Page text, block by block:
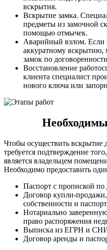
вскрытия.
Вскрытие замка.
предметы из замочной
помощью отмычек.
Аварийный взлом. Если
аккуратному вскрытию,
замок по
Восстановление
клиента специалист
нового ключа или
Чтобы осуществить вскрытие
требуется подтверждение
является владельцем
Необходимо предоставить
Паспорт с пропиской по
Договор купли-
собственности и
Нотариально
право распоряжения
Выписка из ЕГРН и
Договор аренды и